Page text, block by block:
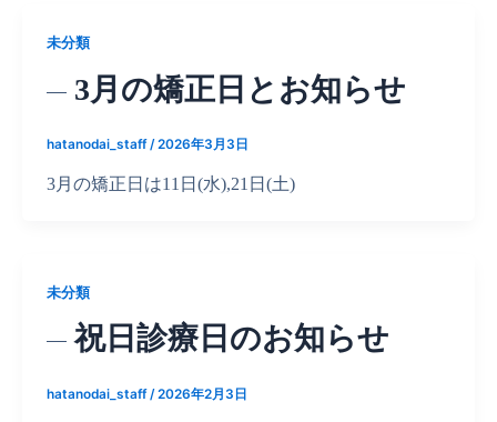
未分類
3月の矯正日とお知らせ
hatanodai_staff/2026年3月3日
3月の矯正日は11日(水),21日(土)
未分類
祝日診療日のお知らせ
hatanodai_staff/2026年2月3日